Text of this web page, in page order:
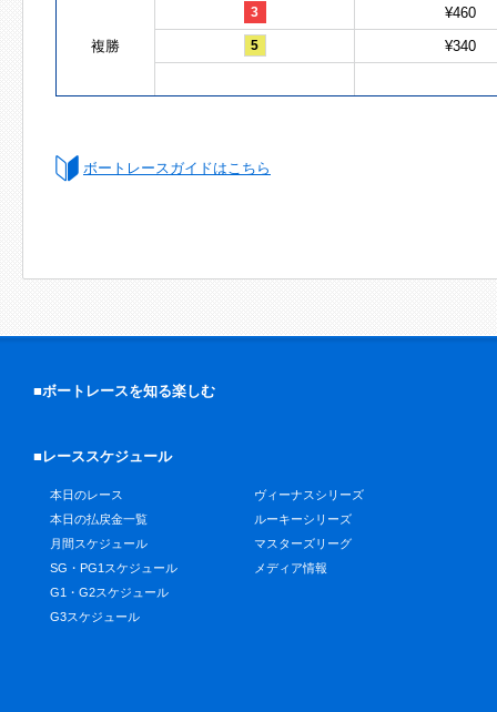
複勝
3 ¥460
5 ¥340
ボートレースガイドはこちら
■ボートレースを知る楽しむ
■レーススケジュール
本日のレース
本日の払戻金一覧
月間スケジュール
SG・PG1スケジュール
G1・G2スケジュール
G3スケジュール
ヴィーナスシリーズ
ルーキーシリーズ
マスターズリーグ
メディア情報